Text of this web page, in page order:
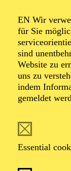
EN Wir
für Sie
sind
Website zu
uns zu
indem
gemeldet
Essential
Organiser:
HOFNER GMBH
TICKETS
55,20 52,70€
EN: SCHAUSPIEL
05.09.2026
19:30 - 21:30